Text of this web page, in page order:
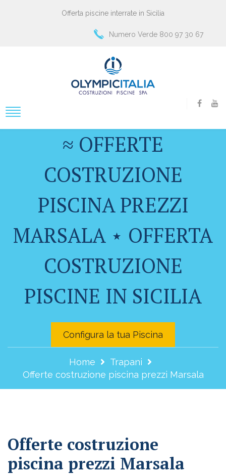
Offerta piscine interrate in Sicilia
Numero Verde 800 97 30 67
≈ OFFERTE
COSTRUZIONE
PISCINA PREZZI
MARSALA ⋆ OFFERTA
COSTRUZIONE
PISCINE IN SICILIA
Configura la tua Piscina
Home
Trapani
Offerte costruzione piscina prezzi Marsala
Offerte costruzione
piscina prezzi Marsala